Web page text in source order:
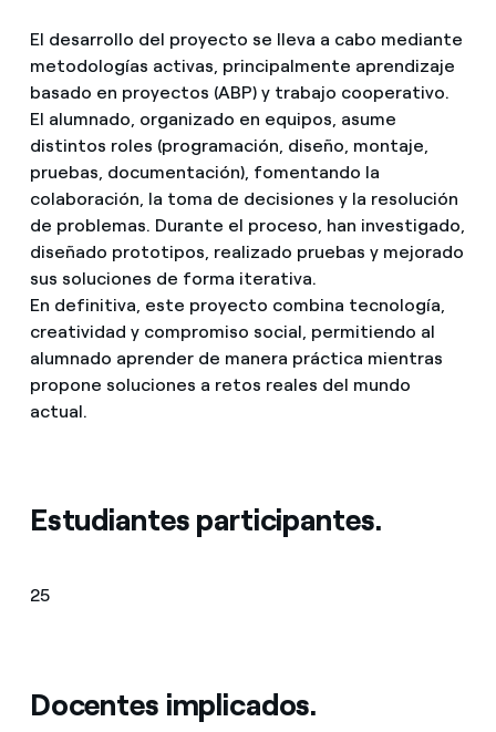
El desarrollo del proyecto se lleva a cabo mediante
metodologías activas, principalmente aprendizaje
basado en proyectos (ABP) y trabajo cooperativo.
El alumnado, organizado en equipos, asume
distintos roles (programación, diseño, montaje,
pruebas, documentación), fomentando la
colaboración, la toma de decisiones y la resolución
de problemas. Durante el proceso, han investigado,
diseñado prototipos, realizado pruebas y mejorado
sus soluciones de forma iterativa.
En definitiva, este proyecto combina tecnología,
creatividad y compromiso social, permitiendo al
alumnado aprender de manera práctica mientras
propone soluciones a retos reales del mundo
actual.
Estudiantes participantes.
25
Docentes implicados.